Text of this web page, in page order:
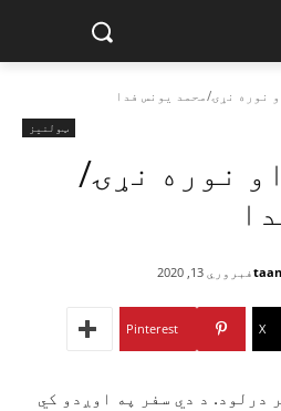
نوره نړۍ/محمد یونس فدا
ټولنیز
نوره نړۍ/
فبروري 13, 2020
X
Pinterest
درلود. د دي سفر په اوږدو کي